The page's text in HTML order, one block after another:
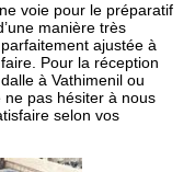
voie pour le préparatif
manière très
ajustée à
Pour la réception
à Vathimenil ou
pas hésiter à nous
selon vos